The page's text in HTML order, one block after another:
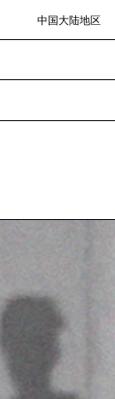
中国大陆地区